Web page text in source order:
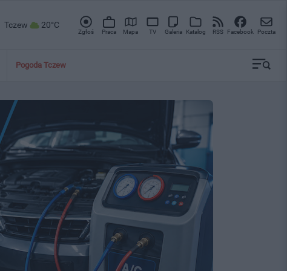
Tczew 20°C
Zgłoś Praca Mapa TV Galeria Katalog RSS Facebook Poczta
Pogoda Tczew